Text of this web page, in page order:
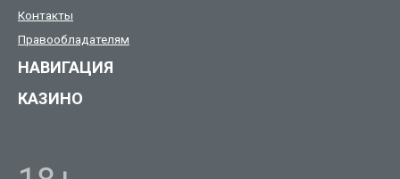
Контакты
Правообладателям
НАВИГАЦИЯ
КАЗИНО